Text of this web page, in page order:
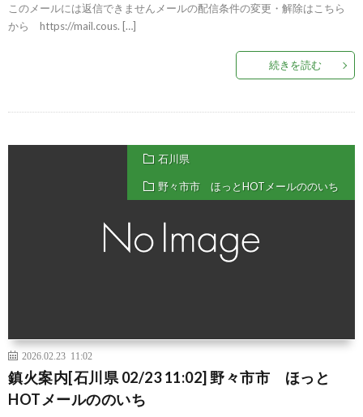
このメールには返信できませんメールの配信条件の変更・解除はこちら
から https://mail.cous. […]
続きを読む
石川県
野々市市 ほっとHOTメールののいち
2026.02.23 11:02
鎮火案内[石川県 02/23 11:02] 野々市市 ほっと
HOTメールののいち